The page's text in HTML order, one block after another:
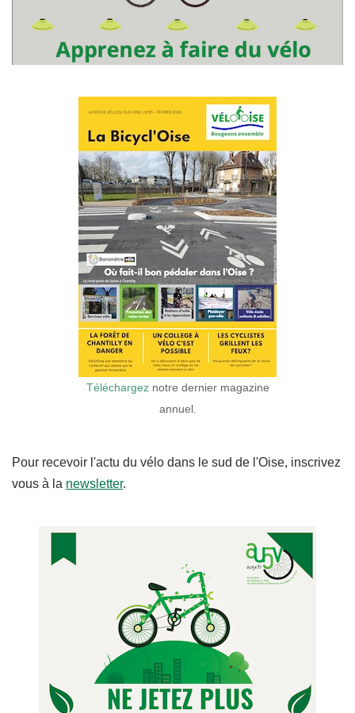
Téléchargeznotre dernier magazine
annuel.
Pour recevoir l'actu du vélo dans le sud de l'Oise, inscrivez
vous à la newsletter.